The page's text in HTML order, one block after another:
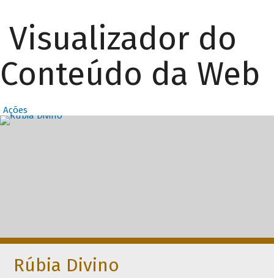
Visualizador do
Conteúdo da Web
Ações
Destaques
Rúbia Divino